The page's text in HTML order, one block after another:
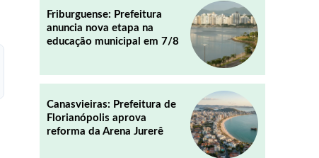
Friburguense: Prefeitura
anuncia nova etapa na
educação municipal em 7/8
Canasvieiras: Prefeitura de
Florianópolis aprova
reforma da Arena Jurerê